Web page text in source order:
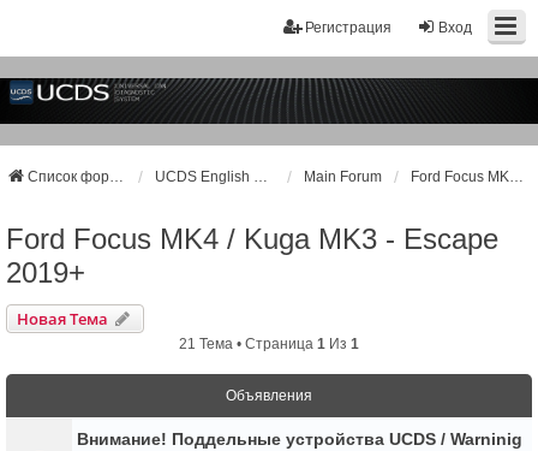
Вход
Регистрация
Список форумов UCDS English Support Main Forum Ford Focus MK4 / Kuga MK3 - Escape 2019+
Ford Focus MK4 / Kuga MK3 - Escape
2019+
Новая Тема
21 Тема • Страница 1 Из 1
Объявления
Внимание! Поддельные устройства UCDS / Warninig